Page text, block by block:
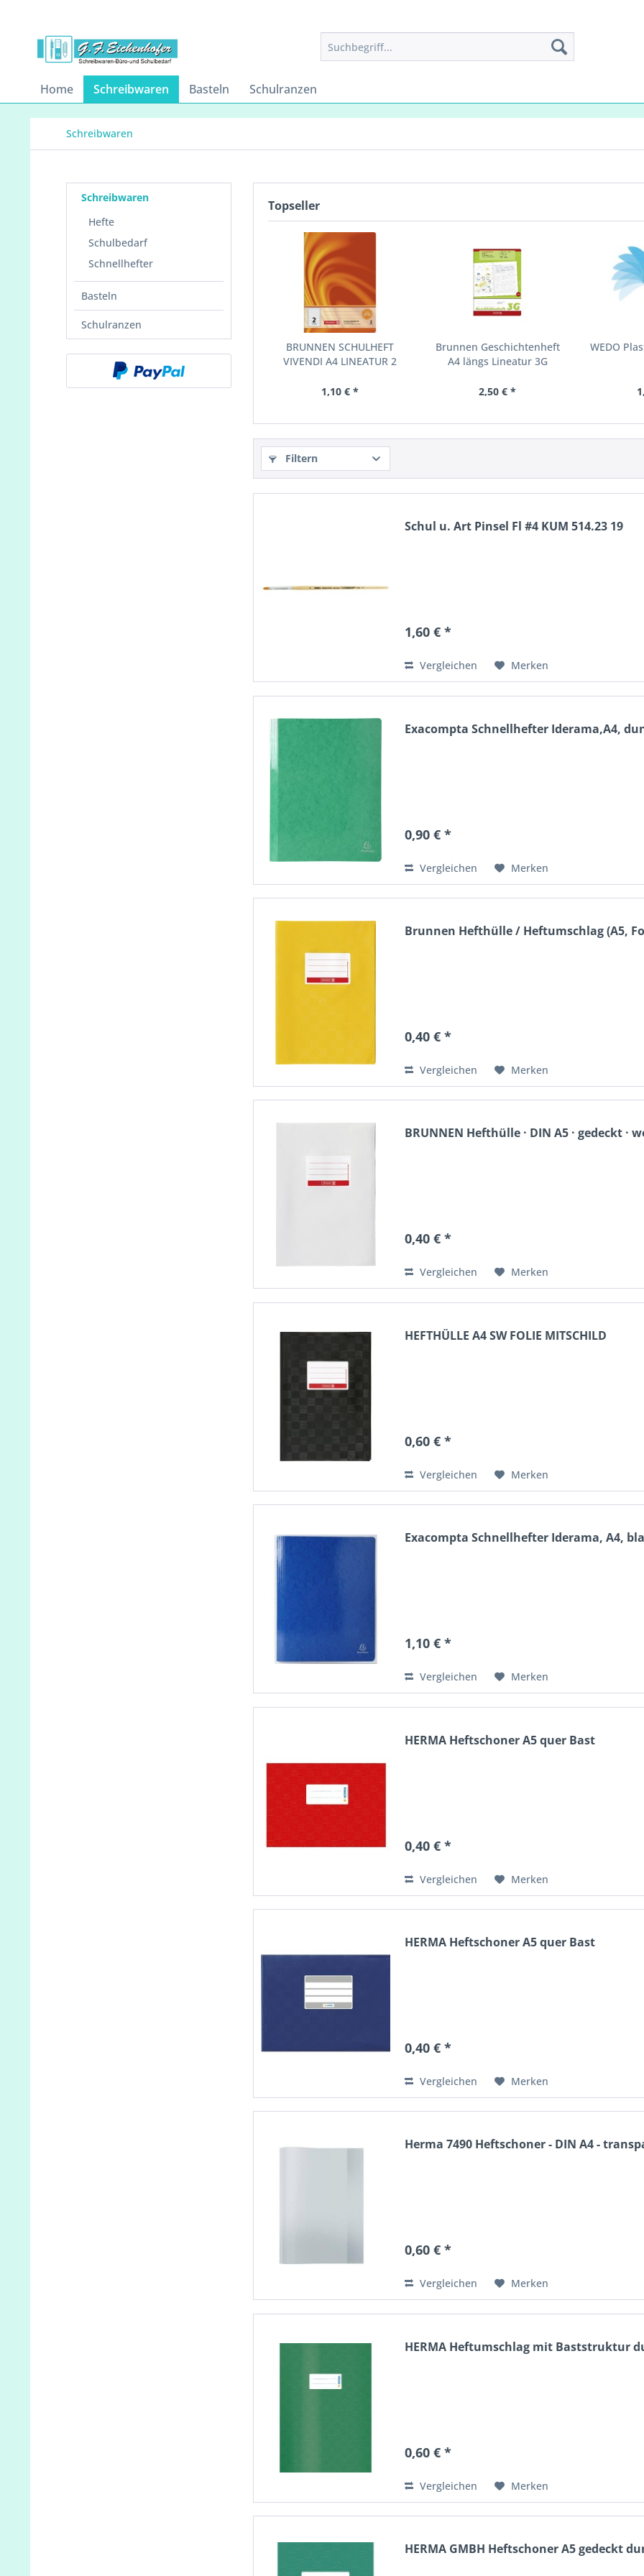
Home Schreibwaren Basteln Schulranzen
Schreibwaren
Schreibwaren
Hefte
Schulbedarf
Schnellhefter
Basteln
Schulranzen
Topseller
BRUNNEN SCHULHEFT
VIVENDI A4 LINEATUR 2
1,10 € *
Brunnen Geschichtenheft
A4 längs Lineatur 3G
2,50 € *
WEDO
Filtern
Schul u. Art Pinsel Fl #4 KUM 514.23 19
1,60 € *
Vergleichen Merken
Exacompta Schnellhefter Iderama,A4,
0,90 € *
Vergleichen Merken
Brunnen Hefthülle / Heftumschlag (A5,
0,40 € *
Vergleichen Merken
BRUNNEN Hefthülle · DIN A5 · gedeckt ·
0,40 € *
Vergleichen Merken
HEFTHÜLLE A4 SW FOLIE MITSCHILD
0,60 € *
Vergleichen Merken
Exacompta Schnellhefter Iderama, A4,
1,10 € *
Vergleichen Merken
HERMA Heftschoner A5 quer Bast
0,40 € *
Vergleichen Merken
HERMA Heftschoner A5 quer Bast
0,40 € *
Vergleichen Merken
Herma 7490 Heftschoner - DIN A4 -
0,60 € *
Vergleichen Merken
HERMA Heftumschlag mit Baststruktur
0,60 € *
Vergleichen Merken
HERMA GMBH Heftschoner A5 gedeckt